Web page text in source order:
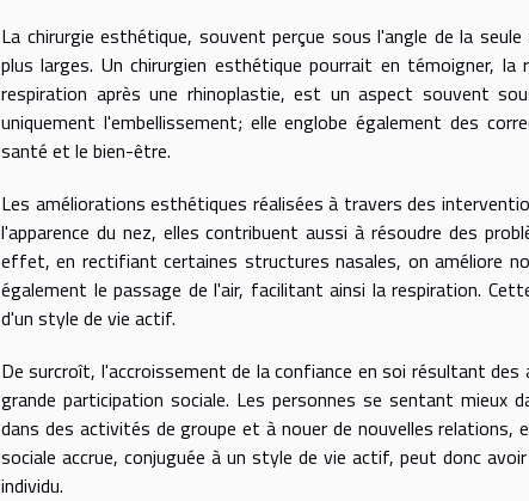
La chirurgie esthétique, souvent perçue sous l'angle de la
plus larges. Un chirurgien esthétique pourrait en témoigner,
respiration après une rhinoplastie, est un aspect souvent
uniquement l'embellissement; elle englobe également des
santé et le bien-être.
Les améliorations esthétiques réalisées à travers des
l'apparence du nez, elles contribuent aussi à résoudre des
effet, en rectifiant certaines structures nasales, on améliore
également le passage de l'air, facilitant ainsi la respiration.
d'un style de vie actif.
De surcroît, l'accroissement de la confiance en soi résultant
grande participation sociale. Les personnes se sentant mieux
dans des activités de groupe et à nouer de nouvelles relations,
sociale accrue, conjuguée à un style de vie actif, peut donc
individu.